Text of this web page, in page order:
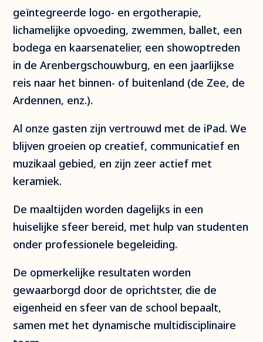
geïntegreerde logo- en ergotherapie,
lichamelijke opvoeding, zwemmen, ballet, een
bodega en kaarsenatelier, een showoptreden
in de Arenbergschouwburg, en een jaarlijkse
reis naar het binnen- of buitenland (de Zee, de
Ardennen, enz.).
Al onze gasten zijn vertrouwd met de iPad. We
blijven groeien op creatief, communicatief en
muzikaal gebied, en zijn zeer actief met
keramiek.
De maaltijden worden dagelijks in een
huiselijke sfeer bereid, met hulp van studenten
onder professionele begeleiding.
De opmerkelijke resultaten worden
gewaarborgd door de oprichtster, die de
eigenheid en sfeer van de school bepaalt,
samen met het dynamische multidisciplinaire